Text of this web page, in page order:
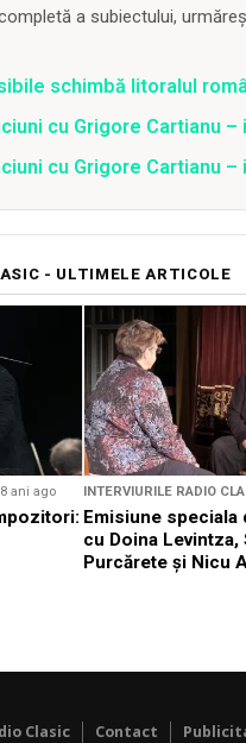
a subiectului,
schimbă litoralul
cu Grigore Cartianu
cu Grigore Cartianu
- ULTIMELE ARTICOLE
8 ani ago INTERVIURILE RADIO
Emisiune speciala
cu Doina Levintza,
Purcărete şi Nicu
Clasic Contact